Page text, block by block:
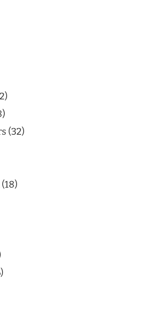
32
18